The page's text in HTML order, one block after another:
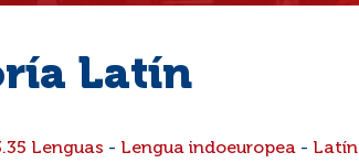
Latín
Lenguas - Lengua indoeuropea - Latín